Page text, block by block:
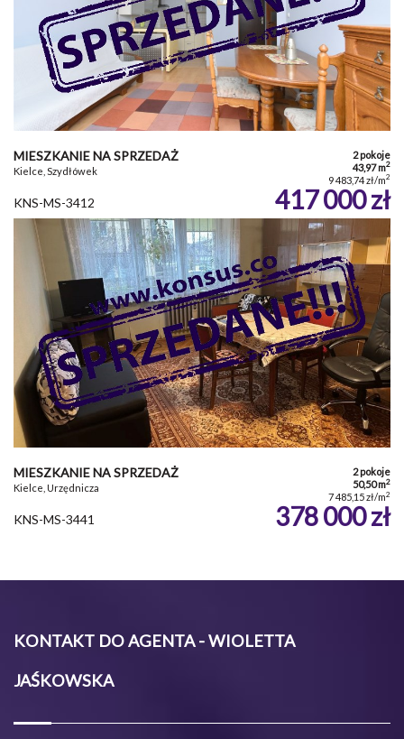
MIESZKANIE NA SPRZEDAŻ
Kielce, Szydłówek
2 pokoje
43,97 m2
9 483,74 zł/m2
KNS-MS-3412 417 000 zł
MIESZKANIE NA SPRZEDAŻ
Kielce, Urzędnicza
2 pokoje
50,50 m2
7 485,15 zł/m2
KNS-MS-3441 378 000 zł
KONTAKT DO AGENTA - WIOLETTA
JAŚKOWSKA